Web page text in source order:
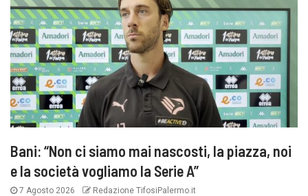
Bani: “Non ci siamo mai nascosti, la piazza, noi
e la società vogliamo la Serie A”
7 Agosto 2026 Redazione TifosiPalermo.it